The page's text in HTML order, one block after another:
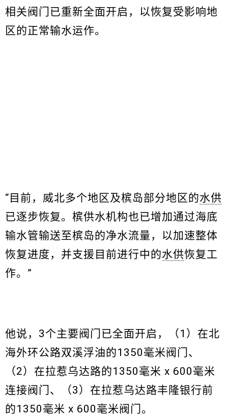
相关阀门已重新全面开启，以恢复受影响地
区的正常输水运作。
“目前，威北多个地区及槟岛部分地区的水供
已逐步恢复。槟供水机构也已增加通过海底
输水管输送至槟岛的净水流量，以加速整体
恢复进度，并支援目前进行中的水供恢复工
作。”
他说，3个主要阀门已全面开启，（1）在北
海外环公路双溪浮油的1350毫米阀门、
（2）在拉惹乌达路的1350毫米 x 600毫米
连接阀门、（3）在拉惹乌达路丰隆银行前
的1350毫米 x 600毫米阀门。